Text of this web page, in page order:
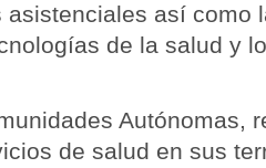
asistenciales así como
de la salud y
Autónomas,
de salud en sus